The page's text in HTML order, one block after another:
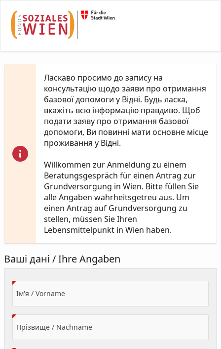
Ласкаво просимо до запису на
консультацію щодо заяви про отримання
базової допомоги у Відні. Будь ласка,
вкажіть всю інформацію правдиво. Щоб
подати заяву про отримання базової
допомоги, Ви повинні мати основне місце
проживання у Відні.
Willkommen zur Anmeldung zu einem
Beratungsgespräch für einen Antrag zur
Grundversorgung in Wien. Bitte füllen Sie
alle Angaben wahrheitsgetreu aus. Um
einen Antrag auf Grundversorgung zu
stellen, müssen Sie Ihren
Lebensmittelpunkt in Wien haben.
Ваші дані / Ihre Angaben
Ім'я / Vorname(Value Required)
Прізвище / Nachname(Value Required)